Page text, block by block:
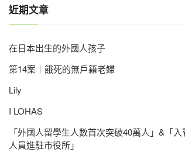
近期文章
在日本出生的外國人孩子
第14案｜餓死的無戶籍老婦
Lily
I LOHAS
「外國人留學生人數首次突破40萬人」&「入
人員進駐市役所」